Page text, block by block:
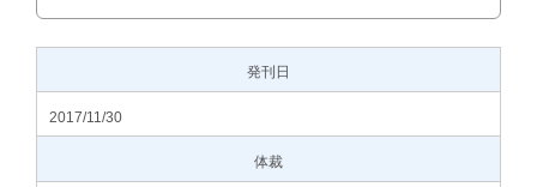
発刊日
2017/11/30
体裁